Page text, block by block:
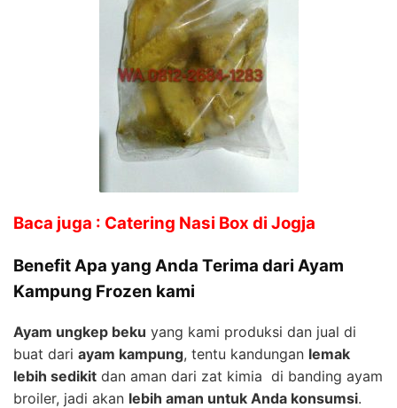
Baca juga : Catering Nasi Box di Jogja
Benefit Apa yang Anda Terima dari Ayam
Kampung Frozen kami
Ayam ungkep beku yang kami produksi dan jual di
buat dari ayam kampung, tentu kandungan lemak
lebih sedikit dan aman dari zat kimia di banding ayam
broiler, jadi akan lebih aman untuk Anda konsumsi.